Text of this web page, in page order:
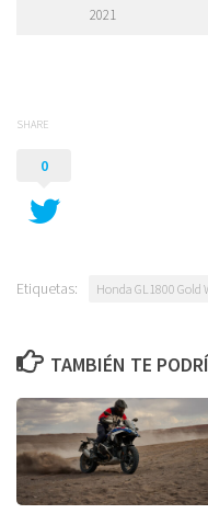
2021
SHARE
0
Etiquetas: Honda GL1800 Gold
TAMBIÉN TE